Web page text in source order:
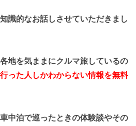
識的なお話しさせていただきまし
地を気ままにクルマ旅しているの
った人しかわからない情報を無料
中泊で巡ったときの体験談やその